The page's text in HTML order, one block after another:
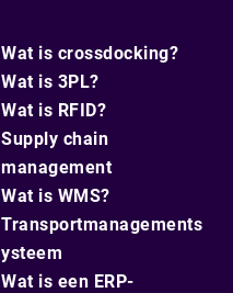
Wat is crossdocking?
Wat is 3PL?
Wat is RFID?
Supply chain
management
Wat is WMS?
Transportmanagements
ysteem
Wat is een ERP-